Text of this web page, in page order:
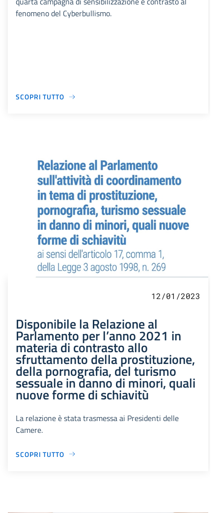
fenomeno del Cyberbullismo.
SCOPRI TUTTO
12/01/2023
Disponibile la Relazione al
Parlamento per l’anno 2021 in
materia di contrasto allo
sfruttamento della prostituzione,
della pornografia, del turismo
sessuale in danno di minori, quali
nuove forme di schiavitù
La relazione è stata trasmessa ai Presidenti delle
Camere.
SCOPRI TUTTO